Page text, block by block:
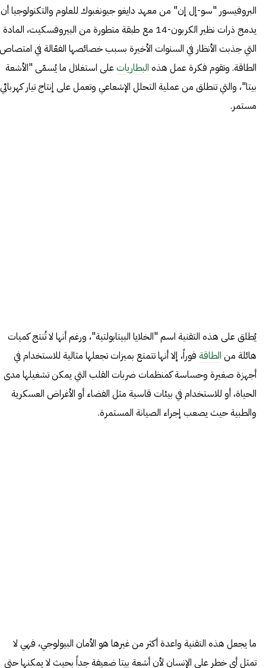
البروفيسور "سو-إل إن" من معهد دايغو جيونغبوك للعلوم والتكنولوجيا أن
يدمج
ذرات نظير الكربون-14 مع طبقة متطورة من البيروفسكيت، المادة
التي جذبت الأنظار في السنوات الأخيرة بسبب خصائصها الفعّالة في امتصاص
الطاقة. وتقوم فكرة عمل هذه البطاريات على استغلال ما يُسمّى "الأشعة
بيتا"، والتي تنطلق من عملية التحلل الإشعاعي وتعمل على إنتاج تيار كهربائي
مستمر.
يُطلق على هذه التقنية اسم "الخلايا البيتابولتية"، ورغم أنها لا تُنتج كميات
هائلة من الطاقة فوراً، إلا أنها تتمتع بميزات تجعلها مثالية للاستخدام في
أجهزة صغيرة وحساسة كمنظمات ضربات القلب التي يمكن تشغيلها مدى
الحياة، أو للاستخدام في بيئات قاسية مثل الفضاء أو الأغراض العسكرية
والطبية حيث يصعب إجراء الصيانة المستمرة.
ما يجعل هذه التقنية واعدة أكثر من غيرها هو الأمان البيولوجي، فهي لا
تمثل أي خطر على الإنسان لأن أشعة بيتا ضعيفة جداً بحيث لا يمكنها حتى